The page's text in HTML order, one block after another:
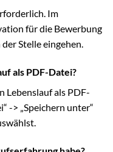
Im
für die Bewerbung
Stelle eingehen.
als PDF-Datei?
Lebenslauf als PDF-
-> „Speichern unter“